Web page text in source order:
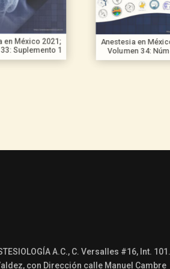
2021;
1
Anestesia en México 2022;
Volumen 34: Número 1
A.C., C. Versalles #16, Int. 101.
con Dirección calle Manuel Cambre